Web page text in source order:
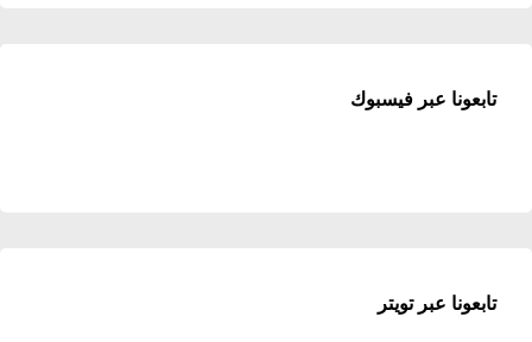
تابعونا عبر فيسبوك
تابعونا عبر تويتر